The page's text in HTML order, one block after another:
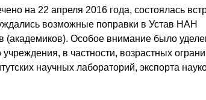
на 22 апреля 2016 года, состоялась
возможные поправки в Устав НАН
(академиков). Особое внимание было
в частности, возрастных
научных лабораторий, экспорта